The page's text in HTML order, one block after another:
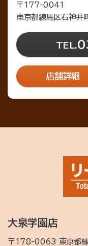
〒177-0041
東京都練馬区石神
TEL.
店舗詳細
大泉学園店
〒178-0063 東京都